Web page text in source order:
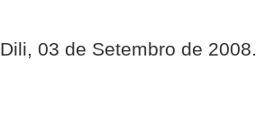
Dili, 03 de Setembro de 2008.